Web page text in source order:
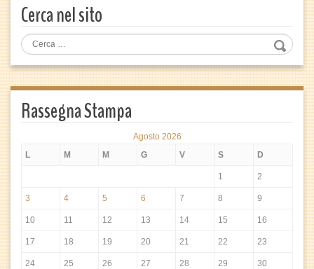
Cerca nel sito
Rassegna Stampa
Agosto 2026
L
M M G V S D
1 2
3 4 5 6 7 8 9
10 11 12 13 14 15 16
17 18 19 20 21 22 23
24 25 26 27 28 29 30